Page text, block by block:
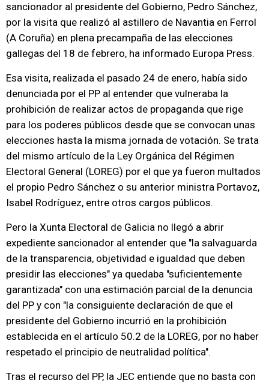
sancionador al presidente del Gobierno, Pedro Sánchez,
por la visita que realizó al astillero de Navantia en Ferrol
(A Coruña) en plena precampaña de las elecciones
gallegas del 18 de febrero, ha informado Europa Press.
Esa visita, realizada el pasado 24 de enero, había sido
denunciada por el PP al entender que vulneraba la
prohibición de realizar actos de propaganda que rige
para los poderes públicos desde que se convocan unas
elecciones hasta la misma jornada de votación. Se trata
del mismo artículo de la Ley Orgánica del Régimen
Electoral General (LOREG) por el que ya fueron multados
el propio Pedro Sánchez o su anterior ministra Portavoz,
Isabel Rodríguez, entre otros cargos públicos.
Pero la Xunta Electoral de Galicia no llegó a abrir
expediente sancionador al entender que "la salvaguarda
de la transparencia, objetividad e igualdad que deben
presidir las elecciones" ya quedaba "suficientemente
garantizada" con una estimación parcial de la denuncia
del PP y con "la consiguiente declaración de que el
presidente del Gobierno incurrió en la prohibición
establecida en el artículo 50.2 de la LOREG, por no haber
respetado el principio de neutralidad política".
Tras el recurso del PP, la JEC entiende que no basta con